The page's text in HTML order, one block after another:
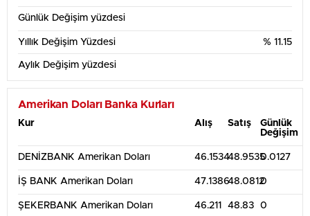
Günlük Değişim yüzdesi
Yıllık Değişim Yüzdesi % 11.15
Aylık Değişim yüzdesi
Amerikan Doları Banka Kurları
Kur Alış Satış
Günlük
Değişim
DENİZBANK Amerikan Doları 46.153448.95350.0127
İŞ BANK Amerikan Doları 47.138648.08120
ŞEKERBANK Amerikan Doları 46.211 48.83 0